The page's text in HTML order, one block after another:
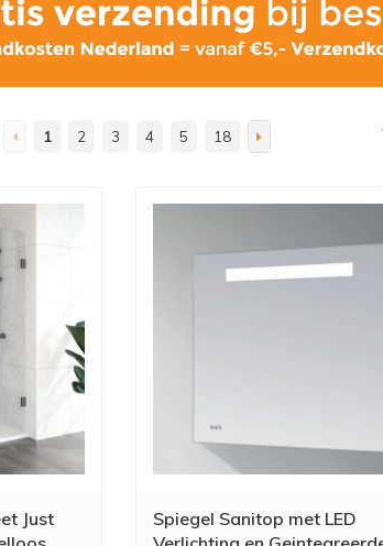
1 2 3 4 5 18
Just
Spiegel Sanitop met LED